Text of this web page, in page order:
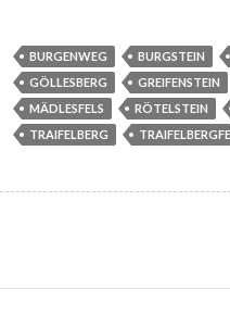
BURGENWEG BURGSTEIN
GÖLLESBERG
GREIFENSTEIN
MÄDLESFELS
RÖTELSTEIN
TRAIFELBERG